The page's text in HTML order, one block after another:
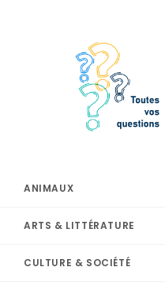
ANIMAUX
ARTS & LITTÉRATURE
CULTURE & SOCIÉTÉ